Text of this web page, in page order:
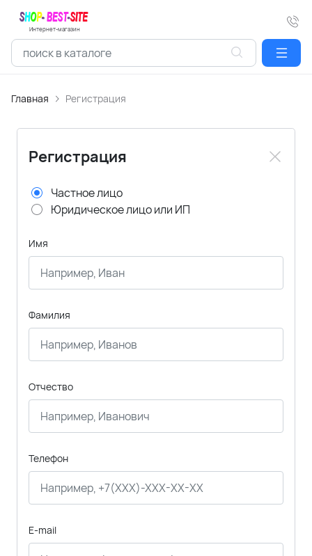
Интернет-магазин
Главная Регистрация
Регистрация
Частное лицо
Юридическое лицо или ИП
Имя
Фамилия
Отчество
Телефон
E-mail